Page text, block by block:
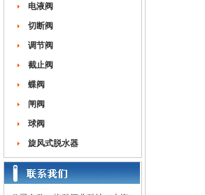
电液阀
切断阀
调节阀
截止阀
蝶阀
闸阀
球阀
旋风式脱水器